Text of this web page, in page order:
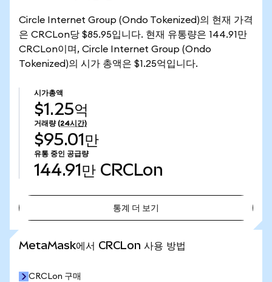
Circle Internet Group (Ondo Tokenized)의 현재 가격
은 CRCLon당 $85.95입니다. 현재 유통량은 144.91만
CRCLon이며, Circle Internet Group (Ondo
Tokenized)의 시가 총액은 $1.25억입니다.
시가총액
$1.25억
거래량 (24시간)
$95.01만
유통 중인 공급량
144.91만 CRCLon
통계 더 보기
MetaMask에서 CRCLon 사용 방법
CRCLon 구매